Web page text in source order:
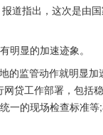
道指出，这次是由
明显的加速迹象。
的监管动作就明显
贷工作部署，包括
一的现场检查标准